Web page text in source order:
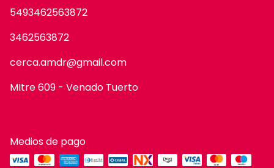
5493462563872
3462563872
cerca.amdr@gmail.com
MItre 609 - Venado Tuerto
Medios de pago